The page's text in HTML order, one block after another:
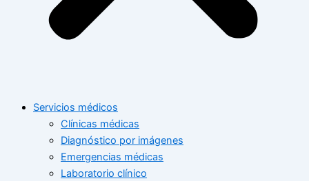
Servicios médicos
Clínicas médicas
Diagnóstico por imágenes
Emergencias médicas
Laboratorio clínico